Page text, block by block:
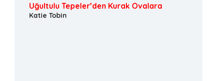
Uğultulu Tepeler’den Kurak Ovalara
Katie Tobin